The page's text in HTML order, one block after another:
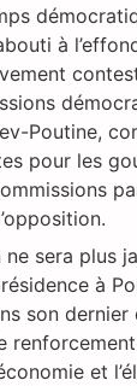
à
Poutine,
pour les
ne sera plus
à
son
et